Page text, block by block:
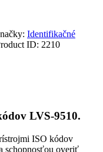
Identifikačné
ID: 2210
LVS-9510.
ISO kódov
schopnosťou overiť